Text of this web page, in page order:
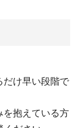
だけ早い段階で
を抱えている方